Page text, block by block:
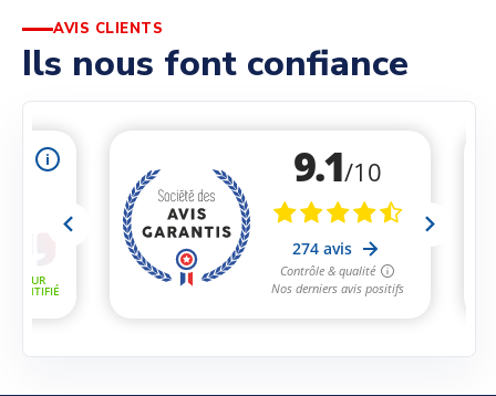
AVIS CLIENTS
Ils nous font confiance